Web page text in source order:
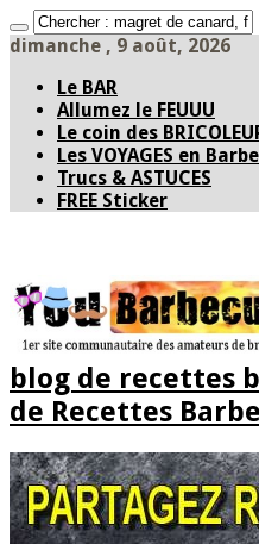
dimanche , 9 août, 2026
Le BAR
Allumez le FEUUU
Le coin des
Les VOYAGES en
Trucs & ASTUCES
FREE Sticker
blog de recettes
de Recettes